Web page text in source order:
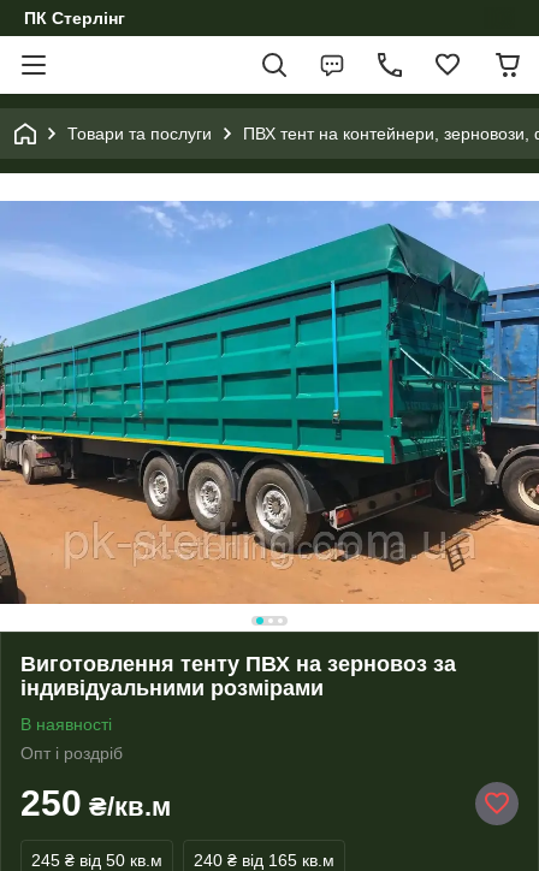
ПК Стерлінг
Товари та послуги ПВХ тент на контейнери, зерновози,
Виготовлення тенту ПВХ на зерновоз за
індивідуальними розмірами
В наявності
Опт і роздріб
250 ₴/кв.м
245 ₴ від 50 кв.м 240 ₴ від 165 кв.м